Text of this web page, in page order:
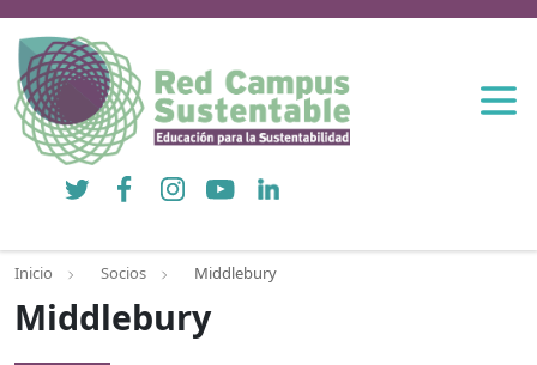
Twitter FacebookInstagramYouTubeLinkedIn
Inicio Socios Middlebury
Middlebury